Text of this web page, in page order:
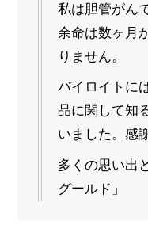
私は胆管がん
余命は数ヶ月
りません。
バイロイトに
品に関して知
いました。感
多くの思い出
グールド」